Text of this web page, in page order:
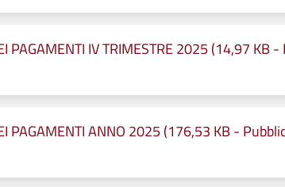
PAGAMENTI IV TRIMESTRE 2025 (14,97 KB
PAGAMENTI ANNO 2025 (176,53 KB -